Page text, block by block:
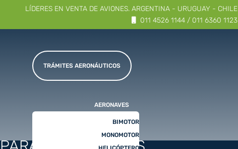
LÍDERES EN VENTA DE AVIONES. ARGENTINA - URUGUAY - CHILE
011 4526 1144 / 011 6360 1123
TRÁMITES AERONÁUTICOS
AERONAVES
BIMOTOR
MONOMOTOR